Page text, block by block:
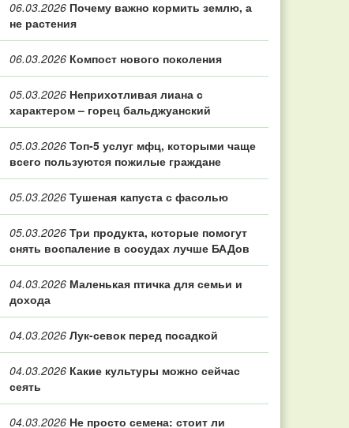
06.03.2026 Почему важно кормить землю, а
не растения
06.03.2026 Компост нового поколения
05.03.2026 Неприхотливая лиана с
характером – горец бальджуанский
05.03.2026 Топ‑5 услуг мфц, которыми чаще
всего пользуются пожилые граждане
05.03.2026 Тушеная капуста с фасолью
05.03.2026 Три продукта, которые помогут
снять воспаление в сосудах лучше БАДов
04.03.2026 Маленькая птичка для семьи и
дохода
04.03.2026 Лук-севок перед посадкой
04.03.2026 Какие культуры можно сейчас
сеять
04.03.2026 Не просто семена: стоит ли